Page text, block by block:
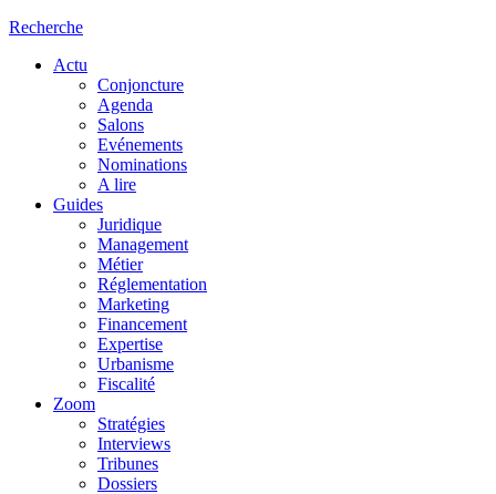
Recherche
Actu
Conjoncture
Agenda
Salons
Evénements
Nominations
A lire
Guides
Juridique
Management
Métier
Réglementation
Marketing
Financement
Expertise
Urbanisme
Fiscalité
Zoom
Stratégies
Interviews
Tribunes
Dossiers